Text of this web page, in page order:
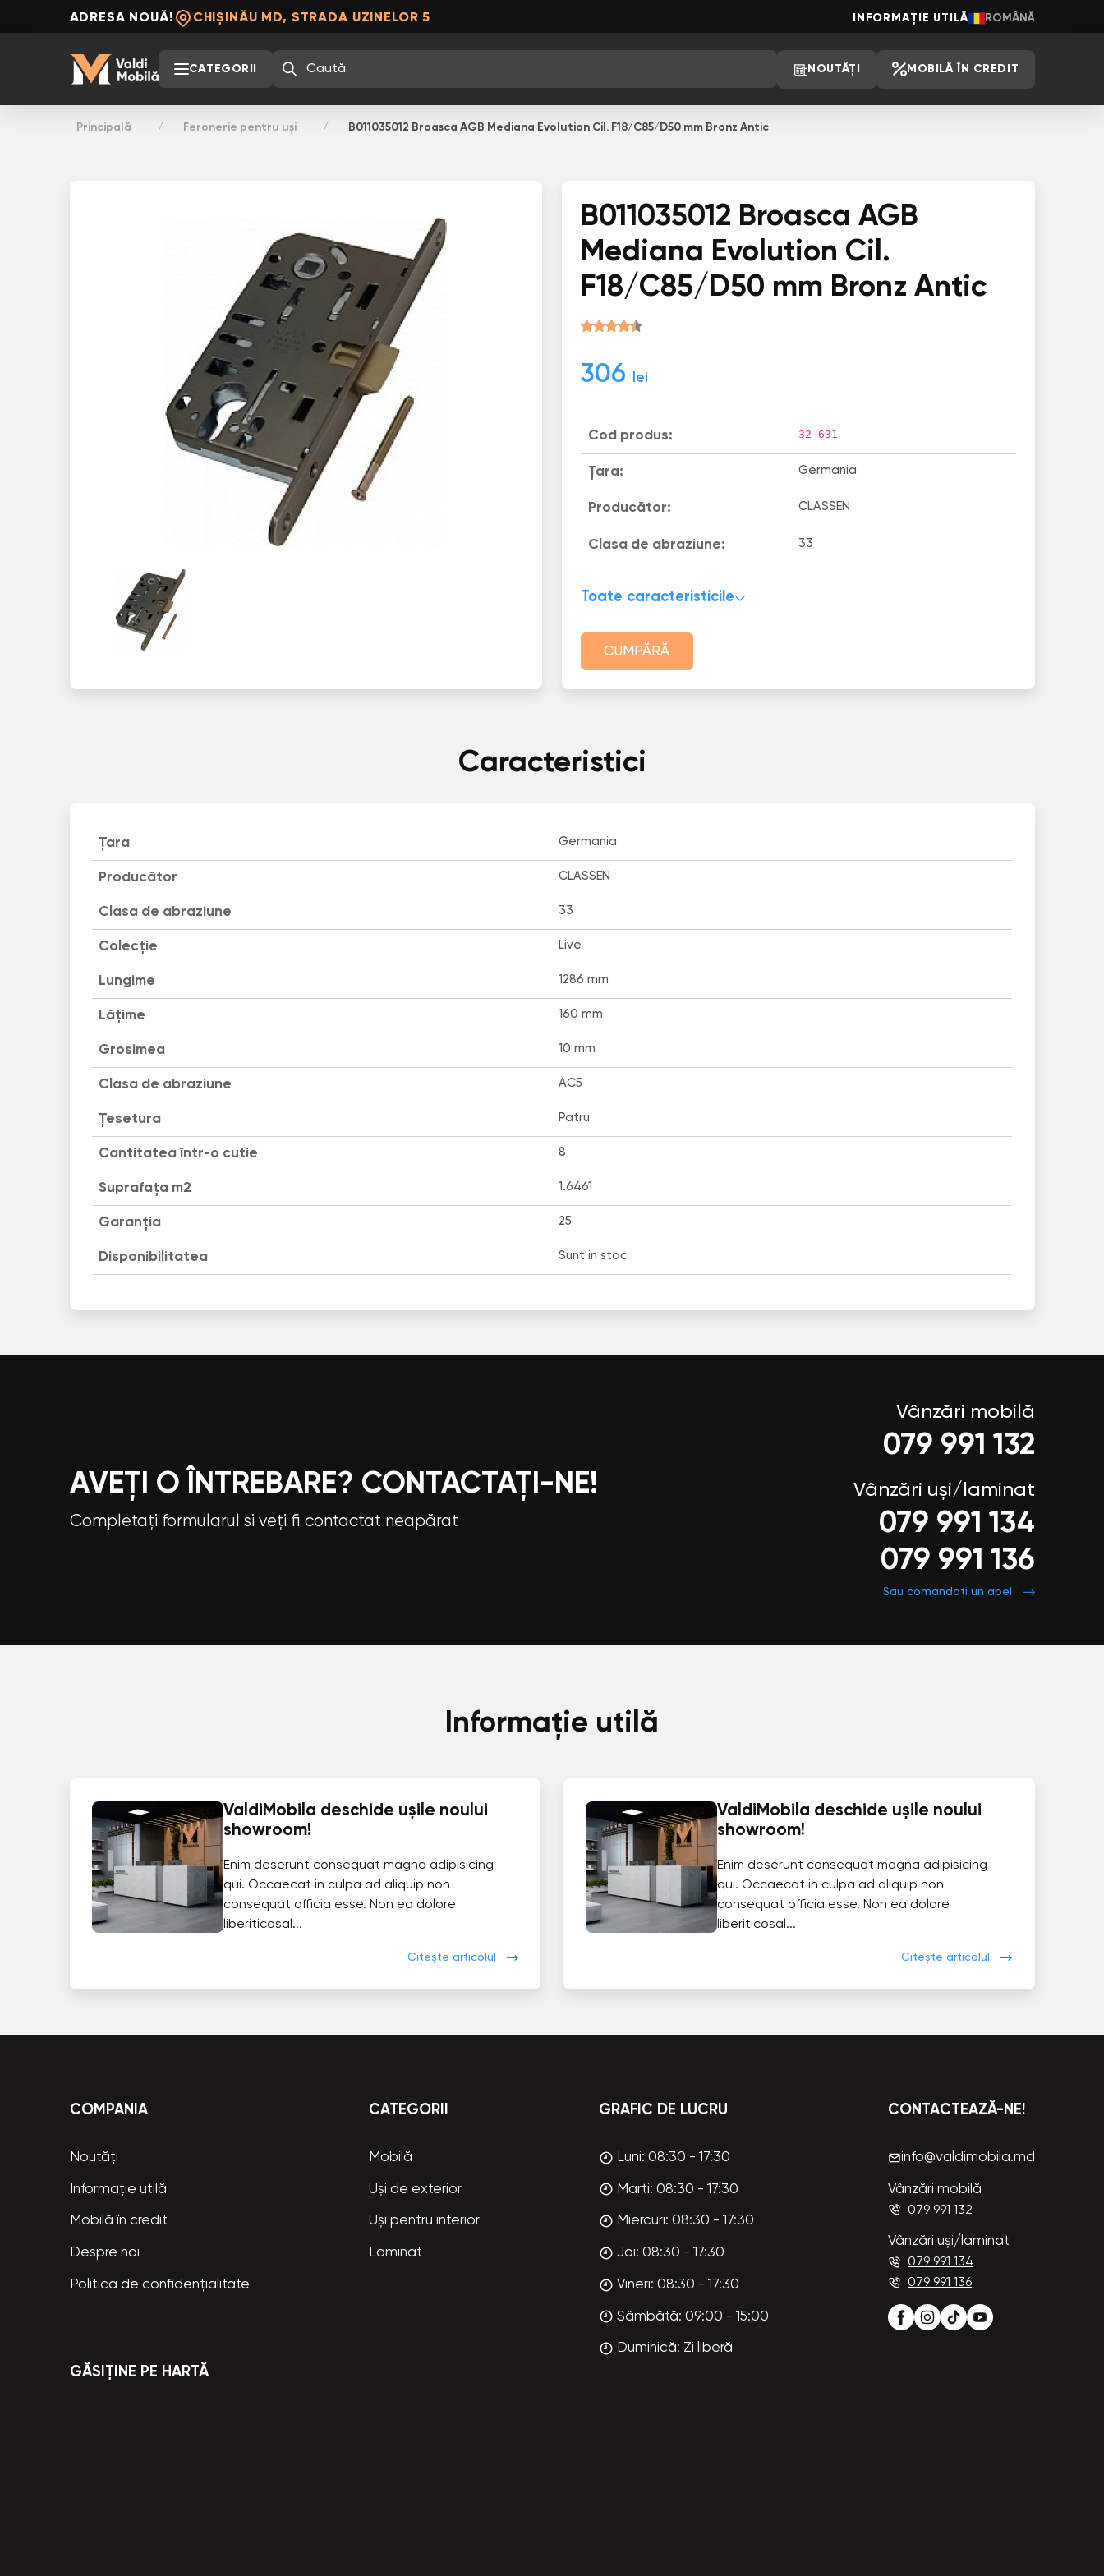
ADRESA NOUĂ! CHIȘINĂU MD, STRADA UZINELOR 5 INFORMAȚIE UTILĂ ROMÂNĂ
CATEGORII NOUTĂȚI MOBILĂ ÎN CREDIT
Principală Feronerie pentru uși B011035012 Broasca AGB Mediana Evolution Cil. F18/C85/D50 mm Bronz Antic
B011035012 Broasca AGB
Mediana Evolution Cil.
F18/C85/D50 mm Bronz Antic
306 lei
Cod produs: 32-631
Țara: Germania
Producător: CLASSEN
Clasa de abraziune: 33
Toate caracteristicile
CUMPĂRĂ
Caracteristici
Țara Germania
Producător CLASSEN
Clasa de abraziune 33
Colecție Live
Lungime 1286 mm
Lățime 160 mm
Grosimea 10 mm
Clasa de abraziune AC5
Țesetura Patru
Cantitatea într-o cutie 8
Suprafața m2 1.6461
Garanția 25
Disponibilitatea Sunt in stoc
AVEȚI O ÎNTREBARE? CONTACTAȚI-NE!
Completați formularul si veți fi contactat neapărat
Vânzări mobilă
079 991 132
Vânzări uși/laminat
079 991 134
079 991 136
Sau comandați un apel
Informație utilă
ValdiMobila deschide ușile noului
showroom!
Enim deserunt consequat magna adipisicing
qui. Occaecat in culpa ad aliquip non
consequat officia esse. Non ea dolore
liberiticosal...
Citește articolul
ValdiMobila deschide ușile noului
showroom!
Enim deserunt consequat magna adipisicing
qui. Occaecat in culpa ad aliquip non
consequat officia esse. Non ea dolore
liberiticosal...
Citește articolul
COMPANIA
Noutăți
Informație utilă
Mobilă în credit
Despre noi
Politica de confidențialitate
CATEGORII
Mobilă
Uși de exterior
Uși pentru interior
Laminat
GRAFIC DE LUCRU
Luni: 08:30 - 17:30
Marti: 08:30 - 17:30
Miercuri: 08:30 - 17:30
Joi: 08:30 - 17:30
Vineri: 08:30 - 17:30
Sâmbătă: 09:00 - 15:00
Duminică: Zi liberă
CONTACTEAZĂ-NE!
info@valdimobila.md
Vânzări mobilă
079 991 132
Vânzări uși/laminat
079 991 134
079 991 136
GĂSIȚINE PE HARTĂ